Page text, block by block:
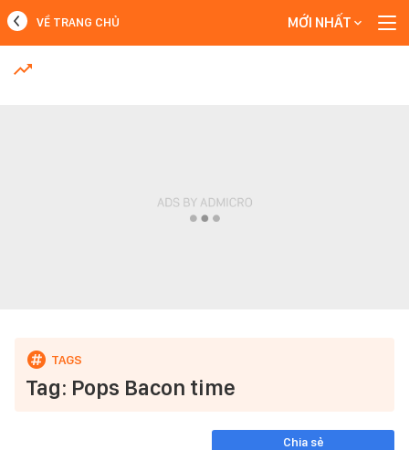
MỚI NHẤT
VỀ TRANG CHỦ MỚI NHẤT
Tag: Pops Bacon time
Chia sẻ